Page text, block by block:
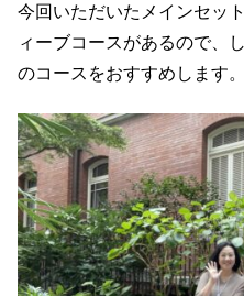
今回いただいたメインセッ
ィーブコースがあるので、
のコースをおすすめします。